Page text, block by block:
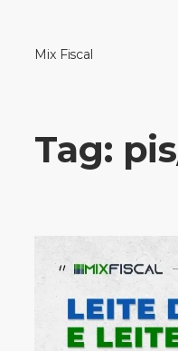
Mix Fiscal
Tag: